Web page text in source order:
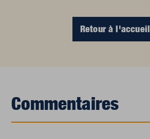
Retour à l'accueil
Commentaires